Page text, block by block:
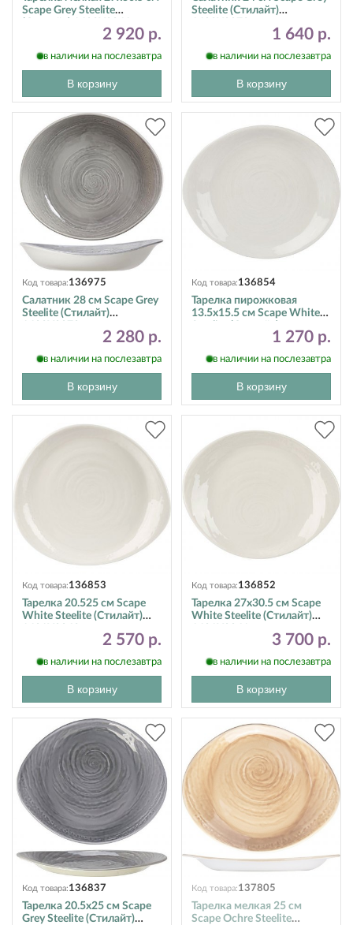
Scape Grey Steelite
2 920 р.
в наличии на послезавтра
В корзину
Steelite (Стилайт)
1 640 р.
в наличии на послезавтра
В корзину
Код товара:136975
Салатник 28 см Scape Grey
Steelite (Стилайт)
2 280 р.
в наличии на послезавтра
В корзину
Код товара:136854
Тарелка пирожковая
13.5х15.5 см Scape White
1 270 р.
в наличии на послезавтра
В корзину
Код товара:136853
Тарелка 20.525 см Scape
White Steelite (Стилайт)
2 570 р.
в наличии на послезавтра
В корзину
Код товара:136852
Тарелка 27х30.5 см Scape
White Steelite (Стилайт)
3 700 р.
в наличии на послезавтра
В корзину
Код товара:136837
Тарелка 20.5х25 см Scape
Grey Steelite (Стилайт)
Код товара:137805
Тарелка мелкая 25 см
Scape Ochre Steelite